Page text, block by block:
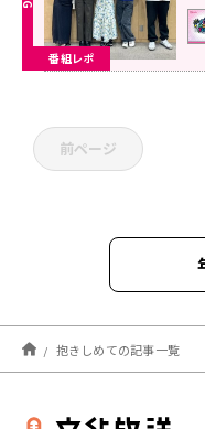
番組レポ
前ページ
2024年
抱きしめての記事一覧